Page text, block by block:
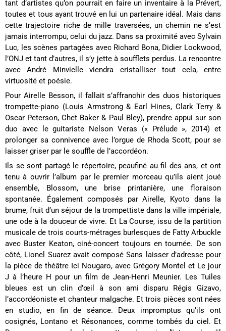
tant d’artistes qu’on pourrait en faire un inventaire à la Prévert,
toutes et tous ayant trouvé en lui un partenaire idéal. Mais dans
cette trajectoire riche de mille traversées, un chemin ne s’est
jamais interrompu, celui du jazz. Dans sa proximité avec Sylvain
Luc, les scènes partagées avec Richard Bona, Didier Lockwood,
l’ONJ et tant d’autres, il s’y jette à soufflets perdus. La rencontre
avec André Minvielle viendra cristalliser tout cela, entre
virtuosité et poésie.
Pour Airelle Besson, il fallait s’affranchir des duos historiques
trompette-piano (Louis Armstrong & Earl Hines, Clark Terry &
Oscar Peterson, Chet Baker & Paul Bley), prendre appui sur son
duo avec le guitariste Nelson Veras (« Prélude », 2014) et
prolonger sa connivence avec l’orgue de Rhoda Scott, pour se
laisser griser par le souffle de l’accordéon.
Ils se sont partagé le répertoire, peaufiné au fil des ans, et ont
tenu à ouvrir l’album par le premier morceau qu’ils aient joué
ensemble, Blossom, une brise printanière, une floraison
spontanée. Également composés par Airelle, Kyoto dans la
brume, fruit d’un séjour de la trompettiste dans la ville impériale,
une ode à la douceur de vivre. Et La Course, issu de la partition
musicale de trois courts-métrages burlesques de Fatty Arbuckle
avec Buster Keaton, ciné-concert toujours en tournée. De son
côté, Lionel Suarez avait composé Sans laisser d’adresse pour
la pièce de théâtre Ici Nougaro, avec Grégory Montel et Le jour
J à l’heure H pour un film de Jean-Henri Meunier. Les Tuiles
bleues est un clin d’œil à son ami disparu Régis Gizavo,
l’accordéoniste et chanteur malgache. Et trois pièces sont nées
en studio, en fin de séance. Deux impromptus qu’ils ont
cosignés, Lontano et Résonances, comme tombés du ciel. Et